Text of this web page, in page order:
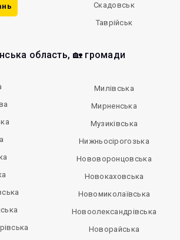
Скадовськ
Таврійськ
область, 🏡 громади
Милівська
Мирненська
Музиківська
Нижньосірогозька
Нововоронцовська
Новокаховська
Новомиколаївська
Новоолександрівська
Новорайська